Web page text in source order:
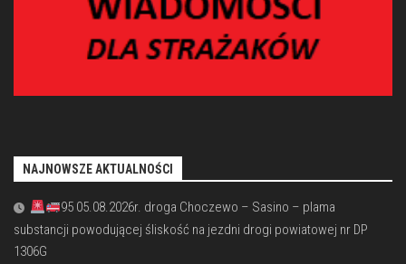
NAJNOWSZE AKTUALNOŚCI
95 05.08.2026r. droga Choczewo – Sasino – plama
substancji powodującej śliskość na jezdni drogi powiatowej nr DP
1306G